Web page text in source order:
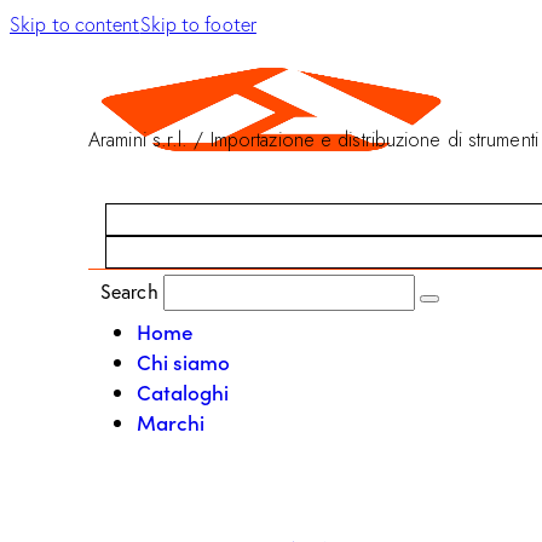
Skip to contentSkip to footer
Aramini s.r.l. / Importazione e distribuzione di strumenti
Search
Home
Chi siamo
Cataloghi
Marchi